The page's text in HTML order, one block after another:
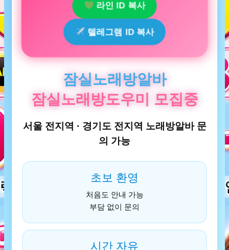
라인 ID 복사
텔레그램 ID 복사
잠실노래방알바
잠실노래방도우미 모집중
서울 전지역 · 경기도 전지역 노래방알바 문
의 가능
초보 환영
처음도 안내 가능
부담 없이 문의
시간 자유